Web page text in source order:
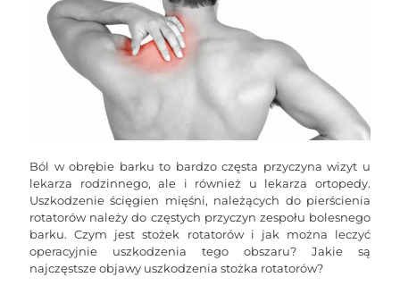
Ból w obrębie barku to bardzo częsta przyczyna wizyt u
lekarza rodzinnego, ale i również u lekarza ortopedy.
Uszkodzenie ścięgien mięśni, należących do pierścienia
rotatorów należy do częstych przyczyn zespołu bolesnego
barku. Czym jest stożek rotatorów i jak można leczyć
operacyjnie uszkodzenia tego obszaru? Jakie są
najczęstsze objawy uszkodzenia stożka rotatorów?